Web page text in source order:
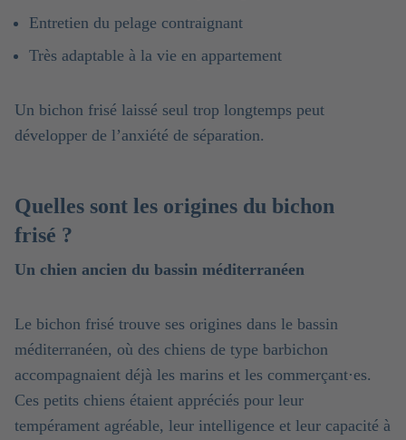
Entretien du pelage contraignant
Très adaptable à la vie en appartement
Un bichon frisé laissé seul trop longtemps peut
développer de l’anxiété de séparation.
Quelles sont les origines du bichon
frisé ?
Un chien ancien du bassin méditerranéen
Le bichon frisé trouve ses origines dans le bassin
méditerranéen, où des chiens de type barbichon
accompagnaient déjà les marins et les commerçant·es.
Ces petits chiens étaient appréciés pour leur
tempérament agréable, leur intelligence et leur capacité à